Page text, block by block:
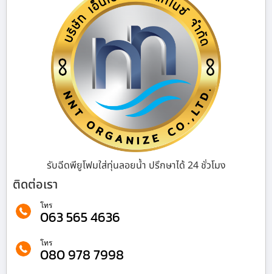
รับฉีดพียูโฟมใส่ทุ่นลอยน้ำ ปรึกษาได้ 24 ชั่วโมง
ติดต่อเรา
โทร
063 565 4636
โทร
080 978 7998